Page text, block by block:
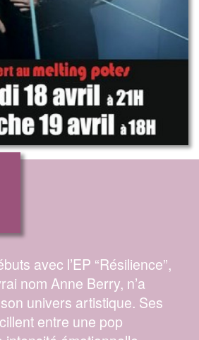
avec l’EP “Résilience”,
nom Anne Berry, n’a
univers artistique. Ses
entre une pop